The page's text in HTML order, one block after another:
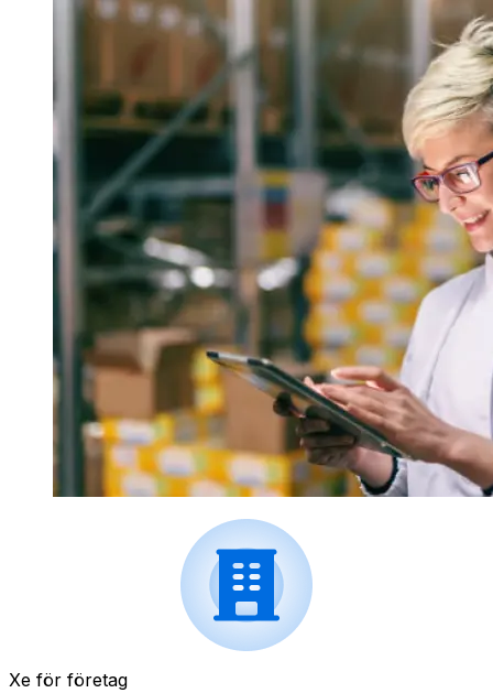
Xe för företag